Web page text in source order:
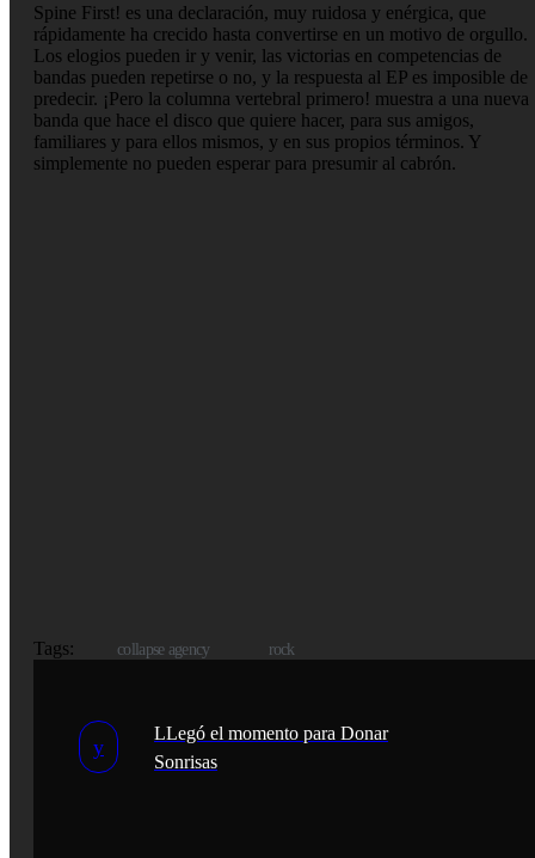
Spine First! es una declaración, muy ruidosa y enérgica, que
rápidamente ha crecido hasta convertirse en un motivo de orgullo.
Los elogios pueden ir y venir, las victorias en competencias de
bandas pueden repetirse o no, y la respuesta al EP es imposible de
predecir. ¡Pero la columna vertebral primero! muestra a una nueva
banda que hace el disco que quiere hacer, para sus amigos,
familiares y para ellos mismos, y en sus propios términos. Y
simplemente no pueden esperar para presumir al cabrón.
Tags: collapse agency rock
LLegó el momento para Donar
Sonrisas